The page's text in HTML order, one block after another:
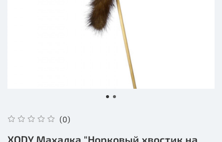
(0)
XODY Махалка "Норковый хвостик на